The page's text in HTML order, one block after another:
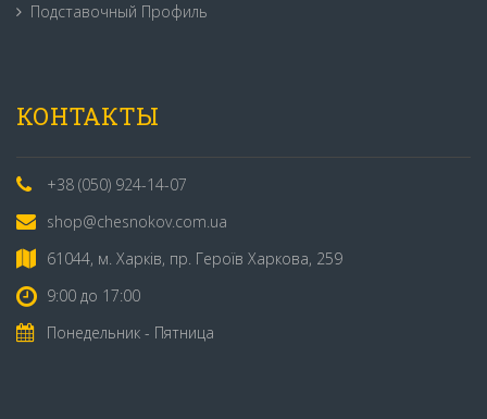
Подставочный Профиль
КОНТАКТЫ
+38 (050) 924-14-07
shop@chesnokov.com.ua
61044, м. Харків, пр. Героїв Харкова, 259
9:00 до 17:00
Понедельник - Пятница